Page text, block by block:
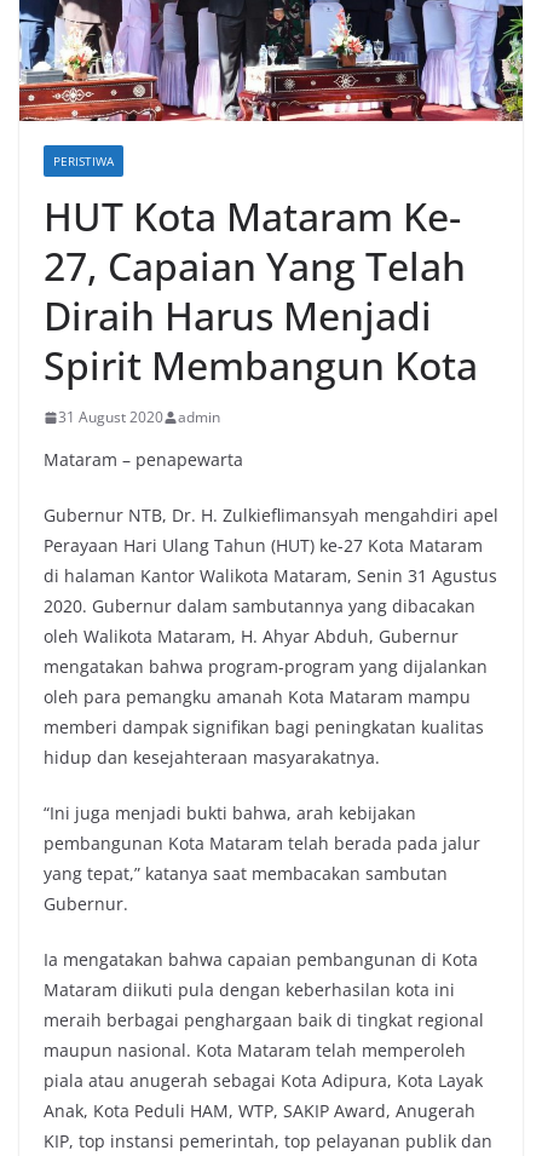
PERISTIWA
HUT Kota Mataram Ke-
27, Capaian Yang Telah
Diraih Harus Menjadi
Spirit Membangun Kota
31 August 2020 admin
Mataram – penapewarta
Gubernur NTB, Dr. H. Zulkieflimansyah mengahdiri apel
Perayaan Hari Ulang Tahun (HUT) ke-27 Kota Mataram
di halaman Kantor Walikota Mataram, Senin 31 Agustus
2020. Gubernur dalam sambutannya yang dibacakan
oleh Walikota Mataram, H. Ahyar Abduh, Gubernur
mengatakan bahwa program-program yang dijalankan
oleh para pemangku amanah Kota Mataram mampu
memberi dampak signifikan bagi peningkatan kualitas
hidup dan kesejahteraan masyarakatnya.
“Ini juga menjadi bukti bahwa, arah kebijakan
pembangunan Kota Mataram telah berada pada jalur
yang tepat,” katanya saat membacakan sambutan
Gubernur.
Ia mengatakan bahwa capaian pembangunan di Kota
Mataram diikuti pula dengan keberhasilan kota ini
meraih berbagai penghargaan baik di tingkat regional
maupun nasional. Kota Mataram telah memperoleh
piala atau anugerah sebagai Kota Adipura, Kota Layak
Anak, Kota Peduli HAM, WTP, SAKIP Award, Anugerah
KIP, top instansi pemerintah, top pelayanan publik dan